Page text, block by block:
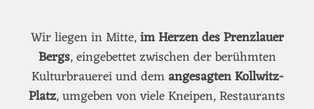
Wir liegen in Mitte,im Herzen des Prenzlauer
Bergs, eingebettet zwischen der berühmten
Kulturbrauerei und demangesagten Kollwitz-
Platz, umgeben von viele Kneipen, Restaurants